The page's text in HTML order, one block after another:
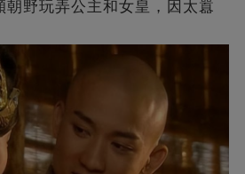
朝野玩弄公主和女皇，因太囂